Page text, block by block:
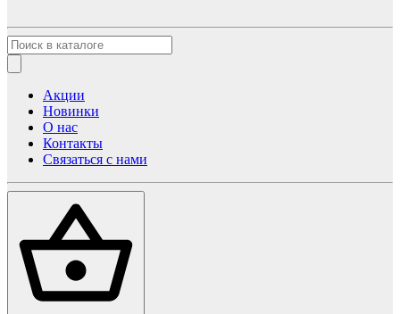
Акции
Новинки
О нас
Контакты
Связаться с нами